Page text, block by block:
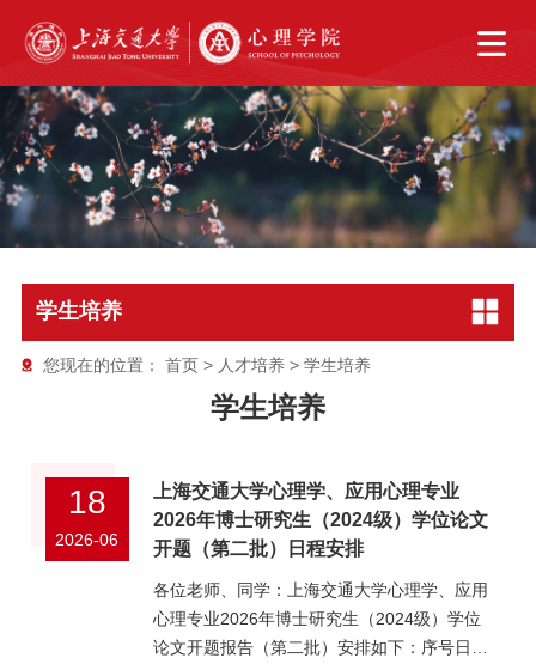
学生培养
您现在的位置： 首页> 人才培养> 学生培养
学生培养
18
2026-06
上海交通大学心理学、应用心理专业
2026年博士研究生（2024级）学位论文
开题（第二批）日程安排
各位老师、同学：上海交通大学心理学、应用
心理专业2026年博士研究生（2024级）学位
论文开题报告（第二批）安排如下：序号日期